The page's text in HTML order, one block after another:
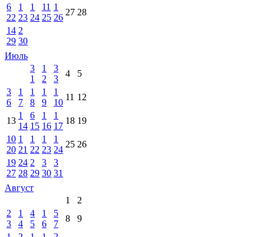
6
22
1
23
1
24
11
25
1
26
27 28
14
29
2
30
Июль
3
1
1
2
3
3
4
5
3
6
1
7
1
8
1
9
1
10
11 12
13
1
14
6
15
1
16
1
17
18 19
10
20
1
21
1
22
1
23
1
24
25 26
19
27
24
28
2
29
3
30
3
31
Август
1
2
2
3
1
4
4
5
1
6
5
7
8
9